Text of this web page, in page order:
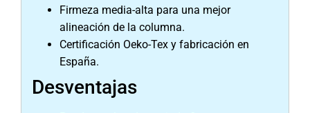
Firmeza media-alta para una mejor
alineación de la columna.
Certificación Oeko-Tex y fabricación en
España.
Desventajas